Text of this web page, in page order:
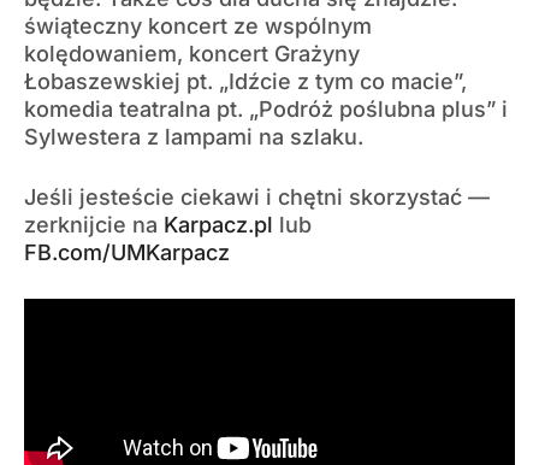
świąteczny koncert ze wspólnym
kolędowaniem, koncert Grażyny
Łobaszewskiej pt. „Idźcie z tym co macie”,
komedia teatralna pt. „Podróż poślubna plus” i
Sylwestera z lampami na szlaku.
Jeśli jesteście ciekawi i chętni skorzystać —
zerknijcie na Karpacz.pl lub
FB.com/UMKarpacz